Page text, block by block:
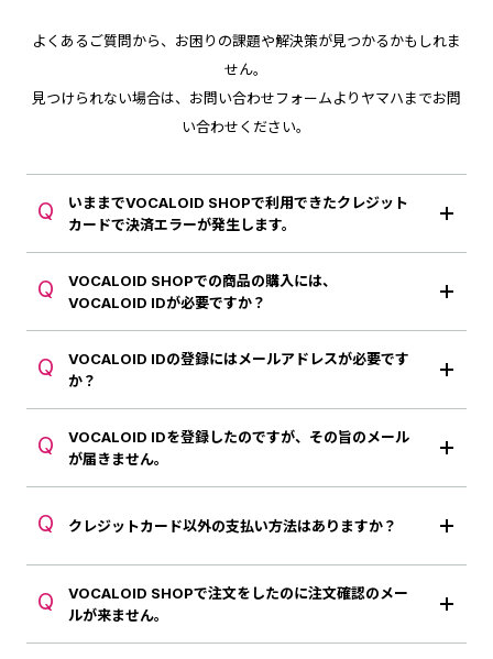
よくあるご質問から、お困りの課題や解決策が見つかるかもしれま
せん。
見つけられない場合は、お問い合わせフォームよりヤマハまでお問
い合わせください。
Q
いままでVOCALOID SHOPで利用できたクレジット
カードで決済エラーが発生します。
Q
VOCALOID SHOPでの商品の購入には、
VOCALOID IDが必要ですか？
Q
VOCALOID IDの登録にはメールアドレスが必要です
か？
Q
VOCALOID IDを登録したのですが、その旨のメール
が届きません。
Q クレジットカード以外の支払い方法はありますか？
Q
VOCALOID SHOPで注文をしたのに注文確認のメー
ルが来ません。